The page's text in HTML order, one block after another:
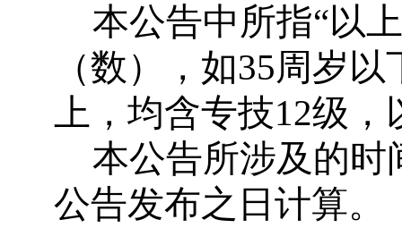
本公告中所指“以上
（数），如35周岁以
上，均含专技12级，
本公告所涉及的时
公告发布之日计算。